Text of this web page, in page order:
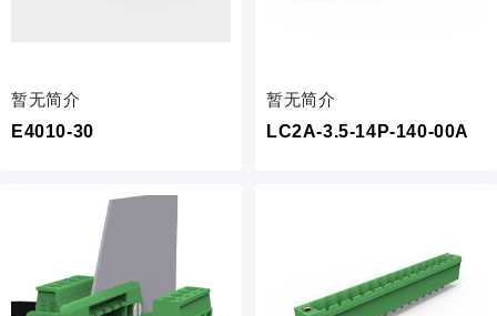
暂无简介
E4010-30
暂无简介
LC2A-3.5-14P-140-00A